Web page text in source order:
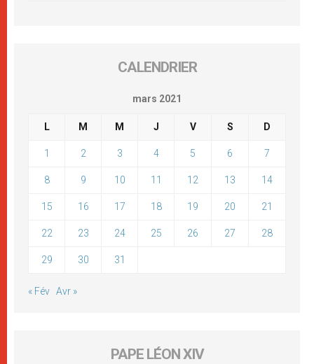
CALENDRIER
mars 2021
L M M J V S D
1 2 3 4 5 6 7
8 9 10 11 12 13 14
15 16 17 18 19 20 21
22 23 24 25 26 27 28
29 30 31
« Fév Avr »
PAPE LÉON XIV